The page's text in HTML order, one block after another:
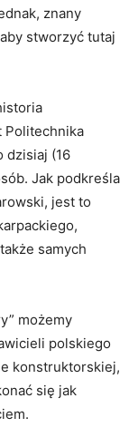
znany
stworzyć tutaj
Politechnika
dzisiaj (16
Jak podkreśla
jest to
samych
możemy
polskiego
konstruktorskiej,
się jak